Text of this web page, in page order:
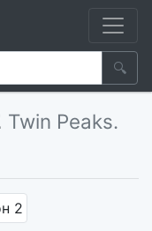
🔍
Twin Peaks.